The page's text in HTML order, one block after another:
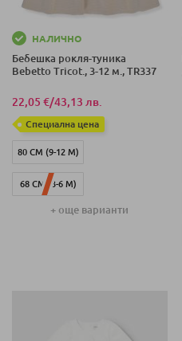
НАЛИЧНО
Бебешка рокля-туника
Bebetto Tricot., 3-12 м., TR337
22,05 €/43,13 лв.
Специална цена
80 СМ (9-12 М)
68 СМ (3-6 М)
74 СМ (6-9 М)
+ още варианти